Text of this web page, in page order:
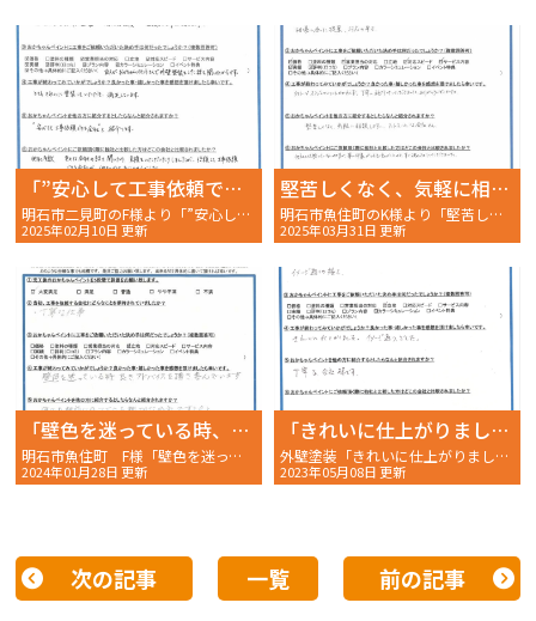
「”安心して工事依頼できる会社”と紹介します。」
明石市二見町のF様より「”安心して工事依頼できる会社”と紹介します。」〜完工後アンケート〜
2025年02月10日 更新
堅苦しくなく、気軽に相談しやすい、アットホームな会社
明石市魚住町のK様より「堅苦しくなく、気軽に相談しやすい、アットホームな会社」〜完工後アンケート〜
2025年03月31日 更新
「壁色を迷っている時、良きアドバイスを頂き、喜んでいます。」
明石市魚住町 F様「壁色を迷っている時、良きアドバイスを頂き、喜んでいます。」〜完工後アンケート〜
2024年01月28日 更新
「きれいに仕上がりました。イメージ通りでした。」
外壁塗装「きれいに仕上がりました。イメージ通りでした。」明石市二見町 W様の完工後アンケート〜
2023年05月08日 更新
次の記事 一覧 前の記事